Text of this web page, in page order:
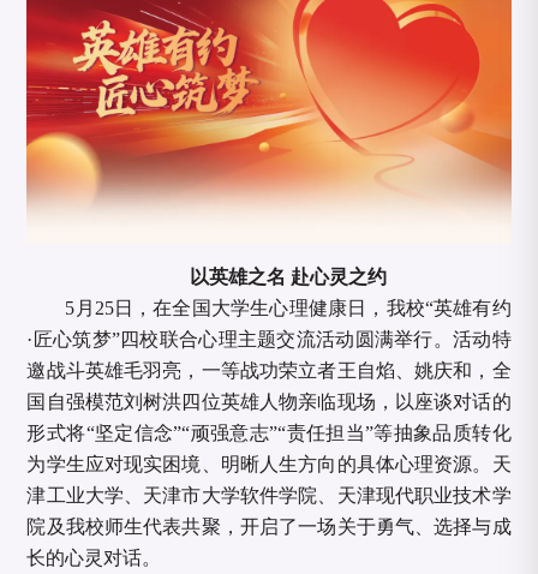
以英雄之名 赴心灵之约
5月25日，在全国大学生心理健康日，我校“英雄有约
·匠心筑梦”四校联合心理主题交流活动圆满举行。活动特
邀战斗英雄毛羽亮，一等战功荣立者王自焰、姚庆和，全
国自强模范刘树洪四位英雄人物亲临现场，以座谈对话的
形式将“坚定信念”“顽强意志”“责任担当”等抽象品质转化
为学生应对现实困境、明晰人生方向的具体心理资源。天
津工业大学、天津市大学软件学院、天津现代职业技术学
院及我校师生代表共聚，开启了一场关于勇气、选择与成
长的心灵对话。